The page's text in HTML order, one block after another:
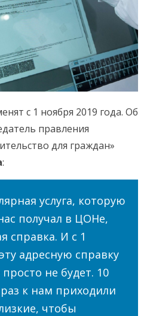
с 1 ноября 2019 года. Об
правления
для граждан»
:
услуга, которую
получал в ЦОНе,
справка. И с 1
адресную справку
не будет. 10
к нам приходили
чтобы